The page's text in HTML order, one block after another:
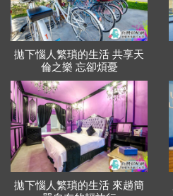
拋下惱人繁瑣的生活 共享天
倫之樂 忘卻煩憂
拋下惱人繁瑣的生活 來趟簡